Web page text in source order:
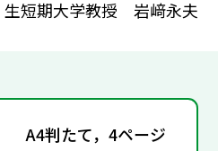
生短期大学教授 岩﨑永夫
A4判たて，4ページ